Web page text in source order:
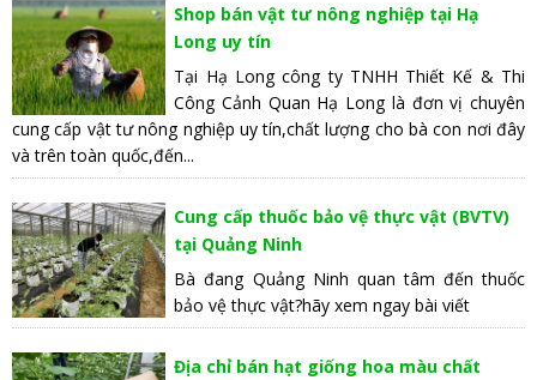
Shop bán vật tư nông nghiệp tại Hạ
Long uy tín
Tại Hạ Long công ty TNHH Thiết Kế & Thi
Công Cảnh Quan Hạ Long là đơn vị chuyên
cung cấp vật tư nông nghiệp uy tín,chất lượng cho bà con nơi đây
và trên toàn quốc,đến...
Cung cấp thuốc bảo vệ thực vật (BVTV)
tại Quảng Ninh
Bà đang Quảng Ninh quan tâm đến thuốc
bảo vệ thực vật?hãy xem ngay bài viết
Địa chỉ bán hạt giống hoa màu chất